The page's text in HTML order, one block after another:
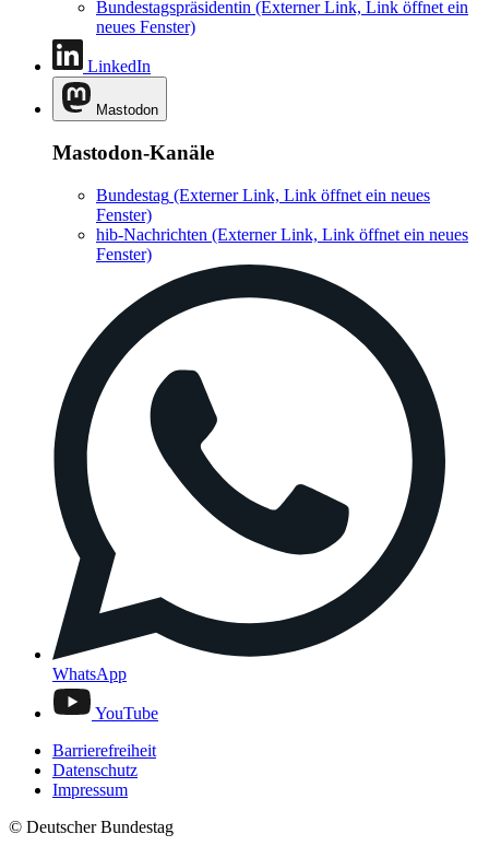
Bundestagspräsidentin (Externer Link, Link öffnet ein
neues Fenster)
LinkedIn
Mastodon
Mastodon-Kanäle
Bundestag (Externer Link, Link öffnet ein neues
Fenster)
hib-Nachrichten (Externer Link, Link öffnet ein neues
Fenster)
WhatsApp
YouTube
Barrierefreiheit
Datenschutz
Impressum
© Deutscher Bundestag